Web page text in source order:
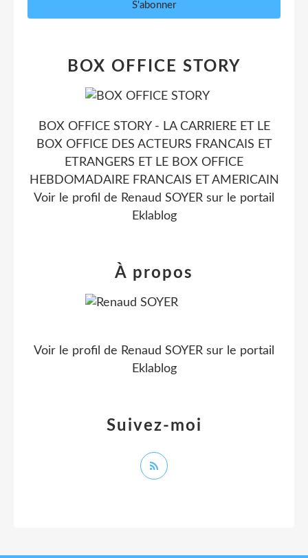
BOX OFFICE STORY
BOX OFFICE STORY - LA CARRIERE ET LE
BOX OFFICE DES ACTEURS FRANCAIS ET
ETRANGERS ET LE BOX OFFICE
HEBDOMADAIRE FRANCAIS ET AMERICAIN
Voir le profil de Renaud SOYER sur le portail
Eklablog
Suivez-moi
À propos
Voir le profil de Renaud SOYER sur le portail
Eklablog